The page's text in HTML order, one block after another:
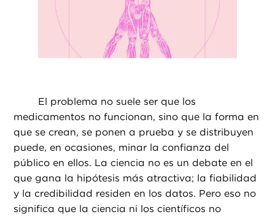
El problema no suele ser que los
medicamentos no funcionan, sino que la forma en
que se crean, se ponen a prueba y se distribuyen
puede, en ocasiones, minar la confianza del
público en ellos. La ciencia no es un debate en el
que gana la hipótesis más atractiva; la fiabilidad
y la credibilidad residen en los datos. Pero eso no
significa que la ciencia ni los científicos no